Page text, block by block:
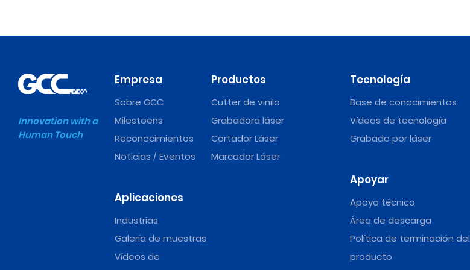
Innovation with a
Human Touch
Empresa
Sobre GCC
Milestoens
Reconocimientos
Noticias / Eventos
Aplicaciones
Industrias
Galería de muestras
Vídeos de
Productos
Cutter de vinilo
Grabadora láser
Cortador Láser
Marcador Láser
Tecnología
Base de conocimientos
Vídeos de tecnología
Grabado por láser
Apoyar
Apoyo técnico
Área de descarga
Política de terminación del
producto